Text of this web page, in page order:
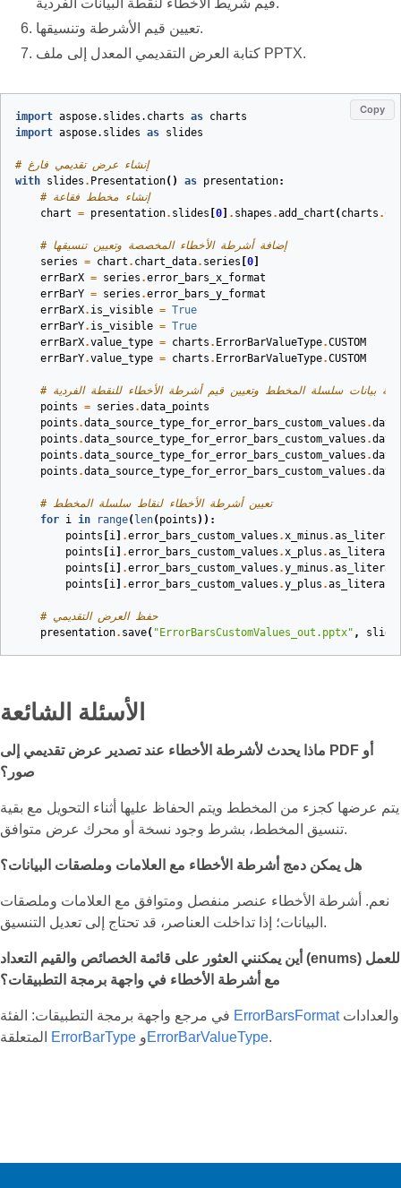
قيم شريط الأخطاء لنقطة البيانات الفردية.
تعيين قيم الأشرطة وتنسيقها.
كتابة العرض التقديمي المعدل إلى ملف PPTX.
Copy
import aspose.slides.charts as charts
import aspose.slides as slides
# إنشاء عرض تقديمي فارغ
with slides . Presentation() as presentation:
# إنشاء مخطط فقاعة
chart = presentation. slides 0 . shapes .add_chart ( charts .
# إضافة أشرطة الأخطاء المخصصة وتعيين تنسيقها
series = chart . chart_data. series 0
errBarX = series .error_bars_x_format
errBarY = series .error_bars_y_format
errBarX. is_visible = True
errBarY. is_visible = True
errBarX.value_type = charts . ErrorBarValueType.CUSTOM
errBarY.value_type = charts . ErrorBarValueType.CUSTOM
بيانات سلسلة المخطط وتعيين قيم أشرطة الأخطاء للنقطة الفردية
points = series .data_points
points .data_source_type_for_error_bars_custom_values .
points .data_source_type_for_error_bars_custom_values .
points .data_source_type_for_error_bars_custom_values .
points .data_source_type_for_error_bars_custom_values .
# تعيين أشرطة الأخطاء لنقاط سلسلة المخطط
for i in range( len( points )):
points
i .error_bars_custom_values .x_minus .
points
i .error_bars_custom_values .x_plus .
points
i .error_bars_custom_values .y_minus .
points
i .error_bars_custom_values .y_plus .
# حفظ العرض التقديمي
presentation. save( "ErrorBarsCustomValues_out.pptx" ,
الأسئلة الشائعة
ماذا يحدث لأشرطة الأخطاء عند تصدير عرض تقديمي إلى PDF أو
صور؟
يتم عرضها كجزء من المخطط ويتم الحفاظ عليها أثناء التحويل مع بقية
تنسيق المخطط، بشرط وجود نسخة أو محرك عرض متوافق.
هل يمكن دمج أشرطة الأخطاء مع العلامات وملصقات البيانات؟
نعم. أشرطة الأخطاء عنصر منفصل ومتوافق مع العلامات وملصقات
البيانات؛ إذا تداخلت العناصر، قد تحتاج إلى تعديل التنسيق.
أين يمكنني العثور على قائمة الخصائص والقيم التعداد (enums) للعمل
مع أشرطة الأخطاء في واجهة برمجة التطبيقات؟
ErrorBarsFormatوالعدادات
ErrorBarType وErrorBarValueType.